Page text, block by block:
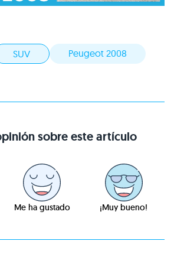
SUV Peugeot 2008
sobre este artículo
Me ha gustado ¡Muy bueno!